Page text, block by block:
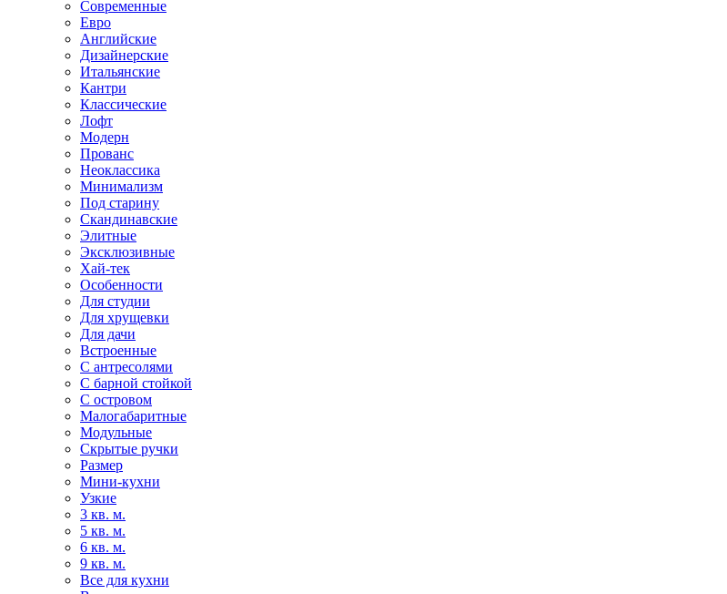
Современные
Евро
Английские
Дизайнерские
Итальянские
Кантри
Классические
Лофт
Модерн
Прованс
Неоклассика
Минимализм
Под старину
Скандинавские
Элитные
Эксклюзивные
Хай-тек
Особенности
Для студии
Для хрущевки
Для дачи
Встроенные
С антресолями
С барной стойкой
С островом
Малогабаритные
Модульные
Скрытые ручки
Размер
Мини-кухни
Узкие
3 кв. м.
5 кв. м.
6 кв. м.
9 кв. м.
Все для кухни